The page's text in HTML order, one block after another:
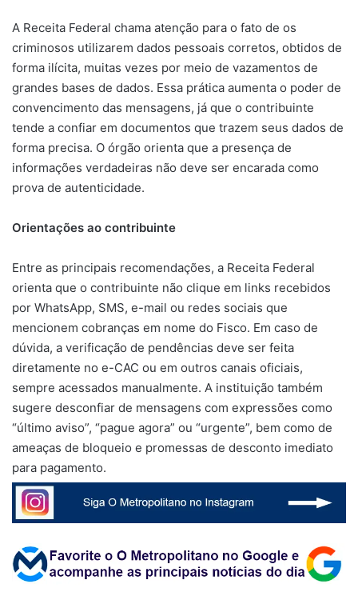
A Receita Federal chama atenção para o fato de os
criminosos utilizarem dados pessoais corretos, obtidos de
forma ilícita, muitas vezes por meio de vazamentos de
grandes bases de dados. Essa prática aumenta o poder de
convencimento das mensagens, já que o contribuinte
tende a confiar em documentos que trazem seus dados de
forma precisa. O órgão orienta que a presença de
informações verdadeiras não deve ser encarada como
prova de autenticidade.
Orientações ao contribuinte
Entre as principais recomendações, a Receita Federal
orienta que o contribuinte não clique em links recebidos
por WhatsApp, SMS, e-mail ou redes sociais que
mencionem cobranças em nome do Fisco. Em caso de
dúvida, a verificação de pendências deve ser feita
diretamente no e-CAC ou em outros canais oficiais,
sempre acessados manualmente. A instituição também
sugere desconfiar de mensagens com expressões como
“último aviso”, “pague agora” ou “urgente”, bem como de
ameaças de bloqueio e promessas de desconto imediato
para pagamento.